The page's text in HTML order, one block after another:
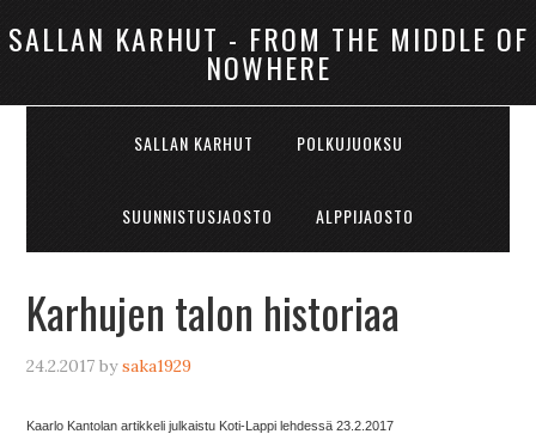
SALLAN KARHUT - FROM THE MIDDLE OF
NOWHERE
SALLAN KARHUT POLKUJUOKSU
SUUNNISTUSJAOSTO ALPPIJAOSTO
Karhujen talon historiaa
24.2.2017 bysaka1929
Kaarlo Kantolan artikkeli julkaistu Koti-Lappi lehdessä 23.2.2017